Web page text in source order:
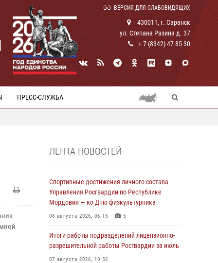
ВЕРСИЯ ДЛЯ СЛАБОВИДЯЩИХ
430011, г. Саранск
ул. Степана Разина д. 37
+ 7 (8342) 47-85-30
ПРЕСС-СЛУЖБА
ЛЕНТА НОВОСТЕЙ
Спортивные достижения личного состава
Управления Росгвардии по Республике
Мордовия — ко Дню физкультурника
08 августа 2026, 06:15 5
Итоги работы подразделений лицензионно-
разрешительной работы Росгвардии за июль
07 августа 2026, 10:53